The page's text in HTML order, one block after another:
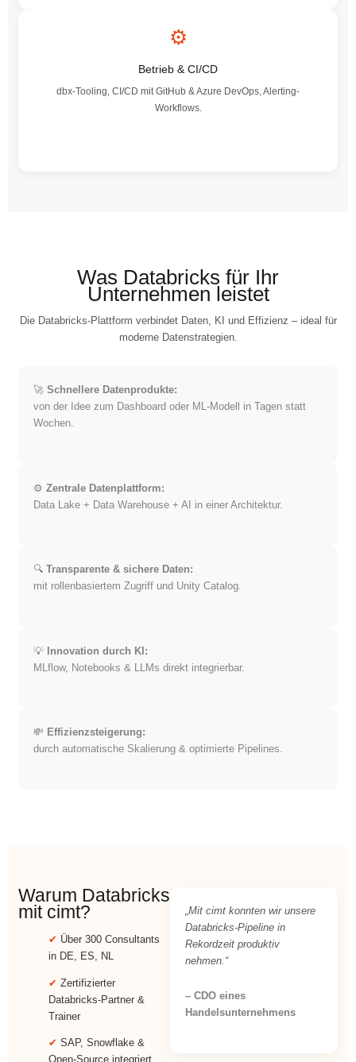
⚙️
Betrieb & CI/CD
dbx-Tooling, CI/CD mit GitHub & Azure DevOps, Alerting-
Workflows.
Was Databricks für Ihr
Unternehmen leistet
Die Databricks-Plattform verbindet Daten, KI und Effizienz – ideal für
moderne Datenstrategien.
🚀 Schnellere Datenprodukte:
von der Idee zum Dashboard oder ML-Modell in Tagen statt
Wochen.
⚙️ Zentrale Datenplattform:
Data Lake + Data Warehouse + AI in einer Architektur.
🔍 Transparente & sichere Daten:
mit rollenbasiertem Zugriff und Unity Catalog.
💡 Innovation durch KI:
MLflow, Notebooks & LLMs direkt integrierbar.
💸 Effizienzsteigerung:
durch automatische Skalierung & optimierte Pipelines.
Warum Databricks
mit cimt?
✔ Über 300 Consultants
in DE, ES, NL
✔ Zertifizierter
Databricks-Partner &
Trainer
✔ SAP, Snowflake &
Open-Source integriert
„Mit cimt konnten wir unsere
Databricks-Pipeline in
Rekordzeit produktiv
nehmen.“
– CDO eines
Handelsunternehmens